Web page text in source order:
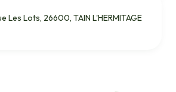
Les Lots, 26600, TAIN L'HERMITAGE